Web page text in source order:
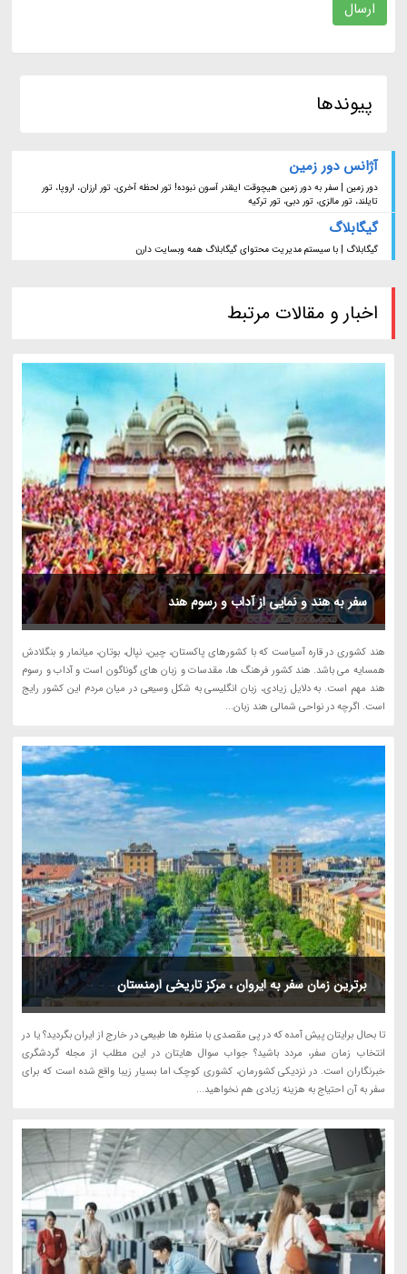
ارسال
پیوندها
آژانس دور زمین
دور زمین | سفر به دور زمین هیچوقت اینقدر آسون نبوده! تور لحظه آخری، تور ارزان، اروپا، تور
تایلند، تور مالزی، تور دبی، تور ترکیه
گیگابلاگ
گیگابلاگ | با سیستم مدیریت محتوای گیگابلاگ همه وبسایت دارن
اخبار و مقالات مرتبط
سفر به هند و نمایی از آداب و رسوم هند
هند کشوری در قاره آسیاست که با کشورهای پاکستان، چین، نپال، بوتان، میانمار و بنگلادش
همسایه می باشد. هند کشور فرهنگ ها، مقدسات و زبان های گوناگون است و آداب و رسوم
هند مهم است. به دلایل زیادی، زبان انگلیسی به شکل وسیعی در میان مردم این کشور رایج
است. اگرچه در نواحی شمالی هند زبان...
برترین زمان سفر به ایروان ، مرکز تاریخی ارمنستان
تا بحال برایتان پیش آمده که در پی مقصدی با منظره ها طبیعی در خارج از ایران بگردید؟ یا در
انتخاب زمان سفر، مردد باشید؟ جواب سوال هایتان در این مطلب از مجله گردشگری
خبرنگاران است. در نزدیکی کشورمان، کشوری کوچک اما بسیار زیبا واقع شده است که برای
سفر به آن احتیاج به هزینه زیادی هم نخواهید...